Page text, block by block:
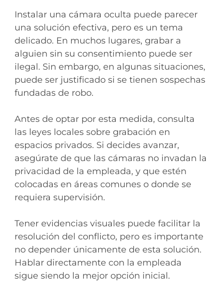
Instalar una cámara oculta puede parecer
una solución efectiva, pero es un tema
delicado. En muchos lugares, grabar a
alguien sin su consentimiento puede ser
ilegal. Sin embargo, en algunas situaciones,
puede ser justificado si se tienen sospechas
fundadas de robo.
Antes de optar por esta medida, consulta
las leyes locales sobre grabación en
espacios privados. Si decides avanzar,
asegúrate de que las cámaras no invadan la
privacidad de la empleada, y que estén
colocadas en áreas comunes o donde se
requiera supervisión.
Tener evidencias visuales puede facilitar la
resolución del conflicto, pero es importante
no depender únicamente de esta solución.
Hablar directamente con la empleada
sigue siendo la mejor opción inicial.